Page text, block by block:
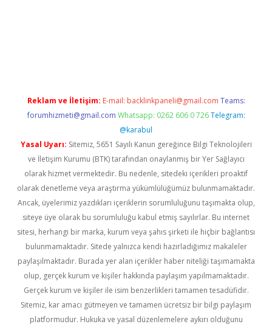
Reklam ve İletişim: E-mail: backlinkpaneli@gmail.com Teams:
forumhizmeti@gmail.com Whatsapp: 0262 606 0 726 Telegram:
@karabul
Yasal Uyarı: Sitemiz, 5651 Sayılı Kanun gereğince Bilgi Teknolojileri
ve İletişim Kurumu (BTK) tarafından onaylanmış bir Yer Sağlayıcı
olarak hizmet vermektedir. Bu nedenle, sitedeki içerikleri proaktif
olarak denetleme veya araştırma yükümlülüğümüz bulunmamaktadır.
Ancak, üyelerimiz yazdıkları içeriklerin sorumluluğunu taşımakta olup,
siteye üye olarak bu sorumluluğu kabul etmiş sayılırlar. Bu internet
sitesi, herhangi bir marka, kurum veya şahıs şirketi ile hiçbir bağlantısı
bulunmamaktadır. Sitede yalnızca kendi hazırladığımız makaleler
paylaşılmaktadır. Burada yer alan içerikler haber niteliği taşımamakta
olup, gerçek kurum ve kişiler hakkında paylaşım yapılmamaktadır.
Gerçek kurum ve kişiler ile isim benzerlikleri tamamen tesadüfidir.
Sitemiz, kar amacı gütmeyen ve tamamen ücretsiz bir bilgi paylaşım
platformudur. Hukuka ve yasal düzenlemelere aykırı olduğunu